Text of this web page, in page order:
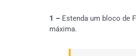
1 – Estenda um bloco de
máxima.